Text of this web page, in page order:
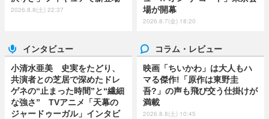
2026.8.8(土) 22:37
場が開幕
2026.8.7(金) 18:20
インタビュー
小清水亜美 史実をたどり、
共演者との芝居で深めたドレ
ゲネの“止まった時間”と“繊細
な強さ” TVアニメ「天幕の
ジャードゥーガル」インタビ
コラム・レビュー
映画「ちいかわ」は大人もハ
マる傑作!「原作は東野圭
吾?」の声も飛び交う仕掛けが
満載
2026.8.8(土) 10:45